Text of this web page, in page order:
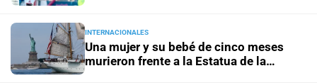
INTERNACIONALES
Una mujer y su bebé de cinco meses
murieron frente a la Estatua de la